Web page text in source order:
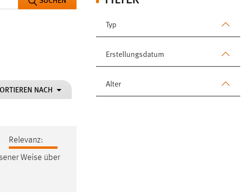
Typ
Erstellungsdatum
Alter
NACH
Relevanz:
Weise über